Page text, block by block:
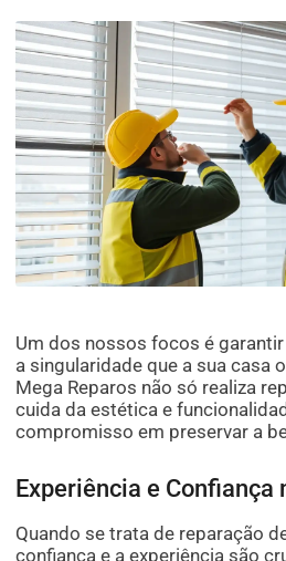
Um dos nossos focos é
a singularidade que a sua casa
Mega Reparos não só realiza
cuida da estética e
compromisso em preservar a
Experiência e Confiança
Quando se trata de reparação
confiança e a experiência são